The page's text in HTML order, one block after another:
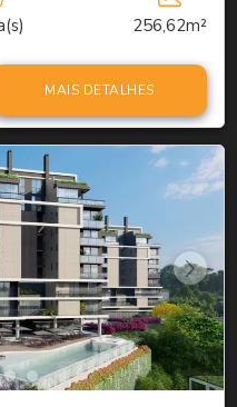
256,62m²
MAIS DETALHES